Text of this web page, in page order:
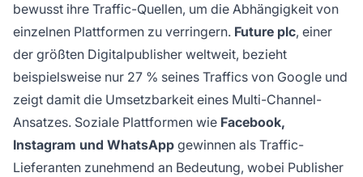
bewusst ihre Traffic-Quellen, um die Abhängigkeit von
einzelnen Plattformen zu verringern. Future plc, einer
der größten Digitalpublisher weltweit, bezieht
beispielsweise nur 27 % seines Traffics von Google und
zeigt damit die Umsetzbarkeit eines Multi-Channel-
Ansatzes. Soziale Plattformen wie Facebook,
Instagram und WhatsApp gewinnen als Traffic-
Lieferanten zunehmend an Bedeutung, wobei Publisher